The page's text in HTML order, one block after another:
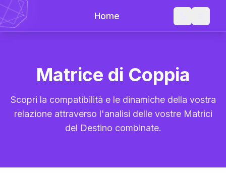
Home
Matrice di Coppia
Scopri la compatibilità e le dinamiche della vostra
relazione attraverso l'analisi delle vostre Matrici
del Destino combinate.